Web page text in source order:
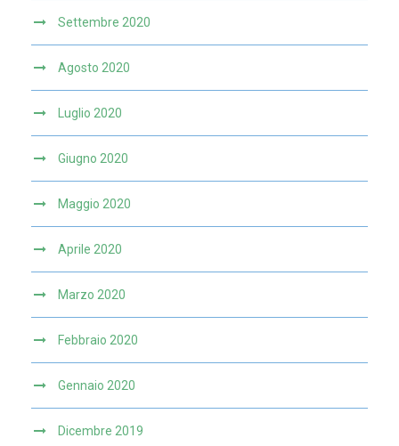
Settembre 2020
Agosto 2020
Luglio 2020
Giugno 2020
Maggio 2020
Aprile 2020
Marzo 2020
Febbraio 2020
Gennaio 2020
Dicembre 2019